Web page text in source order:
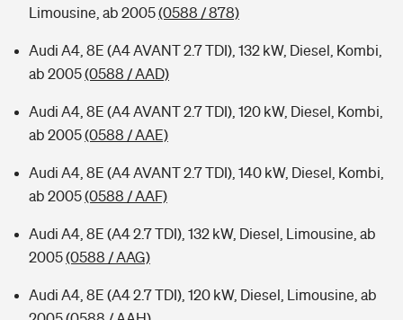
Limousine, ab 2005(0588 / 878)
Audi A4, 8E (A4 AVANT 2.7 TDI), 132 kW, Diesel, Kombi,
ab 2005(0588 / AAD)
Audi A4, 8E (A4 AVANT 2.7 TDI), 120 kW, Diesel, Kombi,
ab 2005(0588 / AAE)
Audi A4, 8E (A4 AVANT 2.7 TDI), 140 kW, Diesel, Kombi,
ab 2005(0588 / AAF)
Audi A4, 8E (A4 2.7 TDI), 132 kW, Diesel, Limousine, ab
2005(0588 / AAG)
Audi A4, 8E (A4 2.7 TDI), 120 kW, Diesel, Limousine, ab